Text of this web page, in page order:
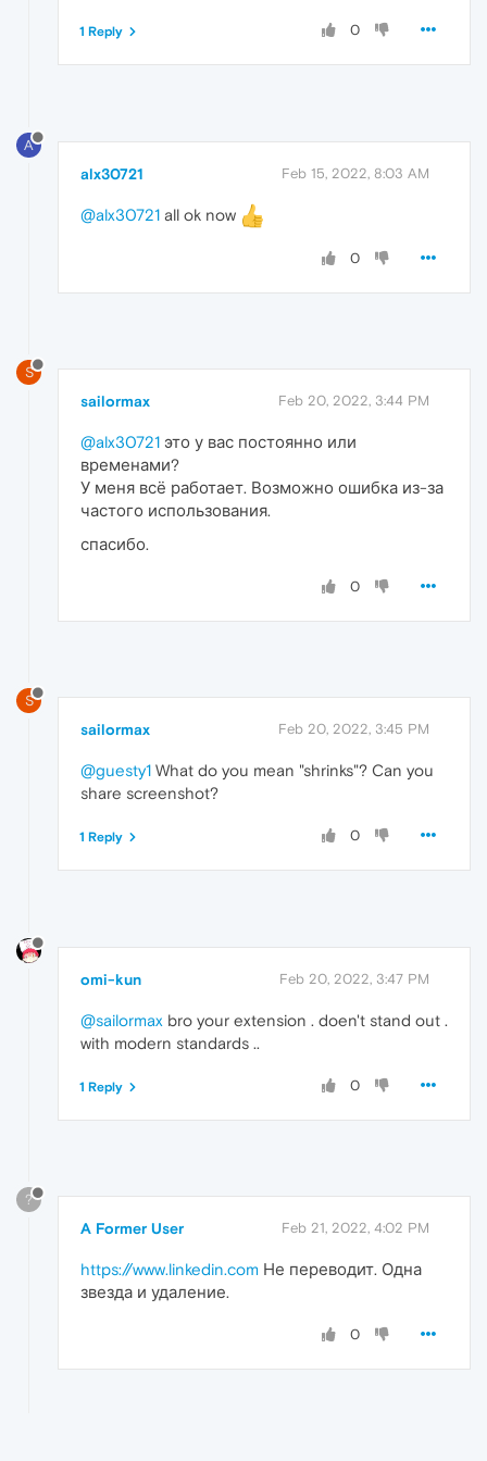
0
1 Reply
A
alx30721 Feb 15, 2022, 8:03 AM
@alx30721 all ok now
0
S
sailormax Feb 20, 2022, 3:44 PM
@alx30721 это у вас постоянно или
временами?
У меня всё работает. Возможно ошибка из-за
частого использования.
спасибо.
0
S
sailormax Feb 20, 2022, 3:45 PM
@guesty1 What do you mean "shrinks"? Can you
share screenshot?
0
1 Reply
omi-kun Feb 20, 2022, 3:47 PM
@sailormax bro your extension . doen't stand out .
with modern standards ..
0
1 Reply
?
A Former User Feb 21, 2022, 4:02 PM
https://www.linkedin.com Не переводит. Одна
звезда и удаление.
0